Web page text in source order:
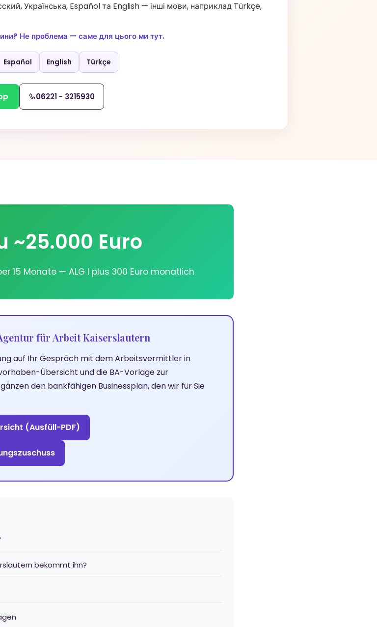
Українська, Español та English — інші мови, наприклад Türkçe,
Не проблема — саме для цього ми тут.
Español English Türkçe
06221 - 3215930
~25.000 Euro
15 Monate — ALG I plus 300 Euro monatlich
für Arbeit Kaiserslautern
auf Ihr Gespräch mit dem Arbeitsvermittler in
Übersicht und die BA-Vorlage zur
den bankfähigen Businessplan, den wir für Sie
(Ausfüll-PDF)
bekommt ihn?